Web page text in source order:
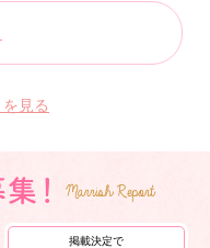
見る
掲載決定で